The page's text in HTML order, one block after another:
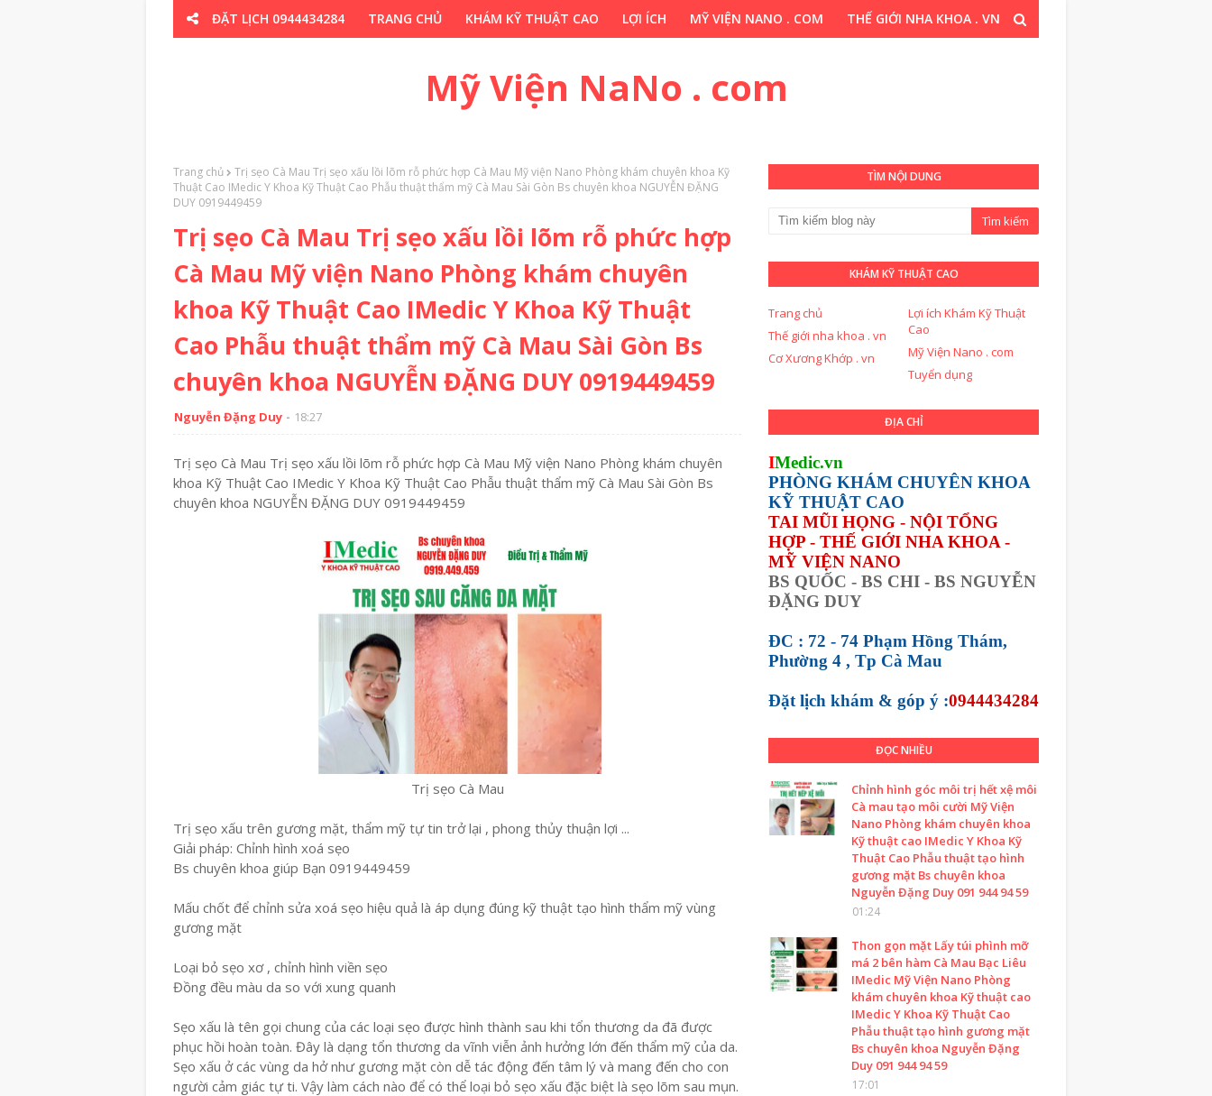
ĐẶT LỊCH 0944434284 TRANG CHỦ KHÁM KỸ THUẬT CAO LỢI ÍCH MỸ VIỆN NANO . COM THẾ GIỚI NHA KHOA . VN
Mỹ Viện NaNo . com
Trang chủ
Trị sẹo Cà Mau Trị sẹo xấu lồi lõm rỗ phức hợp Cà Mau Mỹ viện Nano Phòng khám chuyên khoa Kỹ
Thuật Cao IMedic Y Khoa Kỹ Thuật Cao Phẫu thuật thẩm mỹ Cà Mau Sài Gòn Bs chuyên khoa NGUYỄN ĐẶNG
DUY 0919449459
Trị sẹo Cà Mau Trị sẹo xấu lồi lõm rỗ phức hợp
Cà Mau Mỹ viện Nano Phòng khám chuyên
khoa Kỹ Thuật Cao IMedic Y Khoa Kỹ Thuật
Cao Phẫu thuật thẩm mỹ Cà Mau Sài Gòn Bs
chuyên khoa NGUYỄN ĐẶNG DUY 0919449459
Nguyễn Đặng Duy 18:27
Trị sẹo Cà Mau Trị sẹo xấu lồi lõm rỗ phức hợp Cà Mau Mỹ viện Nano Phòng khám chuyên
khoa Kỹ Thuật Cao IMedic Y Khoa Kỹ Thuật Cao Phẫu thuật thẩm mỹ Cà Mau Sài Gòn Bs
chuyên khoa NGUYỄN ĐẶNG DUY 0919449459
Trị sẹo Cà Mau
Trị sẹo xấu trên gương mặt, thẩm mỹ tự tin trở lại , phong thủy thuận lợi ...
Giải pháp: Chỉnh hình xoá sẹo
Bs chuyên khoa giúp Bạn 0919449459
Mấu chốt để chỉnh sửa xoá sẹo hiệu quả là áp dụng đúng kỹ thuật tạo hình thẩm mỹ vùng
gương mặt
Loại bỏ sẹo xơ , chỉnh hình viền sẹo
Đồng đều màu da so với xung quanh
Sẹo xấu là tên gọi chung của các loại sẹo được hình thành sau khi tổn thương da đã được
phục hồi hoàn toàn. Đây là dạng tổn thương da vĩnh viễn ảnh hưởng lớn đến thẩm mỹ của da.
Sẹo xấu ở các vùng da hở như gương mặt còn dễ tác động đến tâm lý và mang đến cho con
người cảm giác tự ti. Vậy làm cách nào để có thể loại bỏ sẹo xấu đặc biệt là sẹo lõm sau mụn.
TÌM NỘI DUNG
KHÁM KỸ THUẬT CAO
Trang chủ
Lợi ích Khám Kỹ Thuật
Cao
Thế giới nha khoa . vn
Mỹ Viện Nano . com
Cơ Xương Khớp . vn
Tuyển dụng
ĐỊA CHỈ
IMedic.vn
PHÒNG KHÁM CHUYÊN KHOA
KỸ THUẬT CAO
TAI MŨI HỌNG - NỘI TỔNG
HỢP - THẾ GIỚI NHA KHOA -
MỸ VIỆN NANO
BS QUỐC - BS CHI - BS NGUYỄN
ĐẶNG DUY
ĐC : 72 - 74 Phạm Hồng Thám,
Phường 4 , Tp Cà Mau
Đặt lịch khám & góp ý :0944434284
ĐỌC NHIỀU
Chỉnh hình góc môi trị hết xệ môi
Cà mau tạo môi cười Mỹ Viện
Nano Phòng khám chuyên khoa
Kỹ thuật cao IMedic Y Khoa Kỹ
Thuật Cao Phẫu thuật tạo hình
gương mặt Bs chuyên khoa
Nguyễn Đặng Duy 091 944 94 59
01:24
Thon gọn mặt Lấy túi phình mỡ
má 2 bên hàm Cà Mau Bạc Liêu
IMedic Mỹ Viện Nano Phòng
khám chuyên khoa Kỹ thuật cao
IMedic Y Khoa Kỹ Thuật Cao
Phẫu thuật tạo hình gương mặt
Bs chuyên khoa Nguyễn Đặng
Duy 091 944 94 59
17:01